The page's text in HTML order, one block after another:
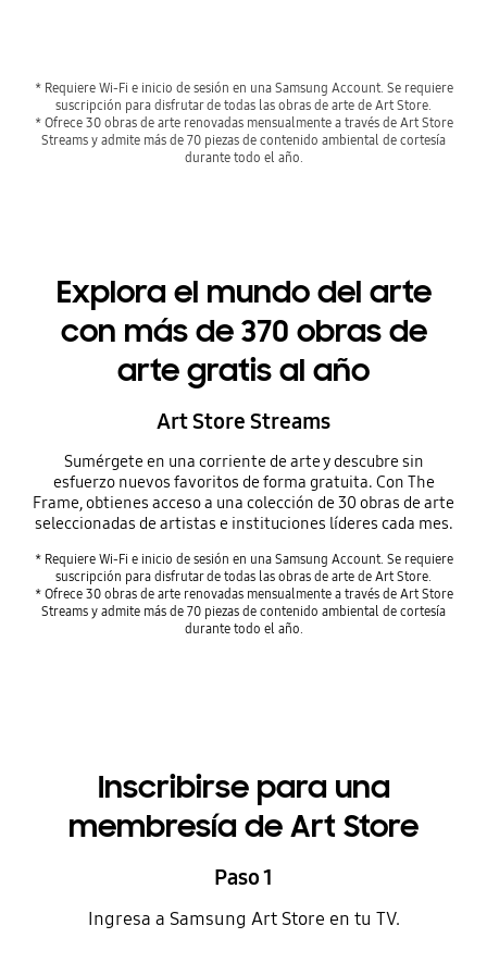
* Requiere Wi-Fi e inicio de sesión en una Samsung Account. Se requiere
suscripción para disfrutar de todas las obras de arte de Art Store.
* Ofrece 30 obras de arte renovadas mensualmente a través de Art Store
Streams y admite más de 70 piezas de contenido ambiental de cortesía
durante todo el año.
Explora el mundo del arte
con más de 370 obras de
arte gratis al año
Art Store Streams
Sumérgete en una corriente de arte y descubre sin
esfuerzo nuevos favoritos de forma gratuita. Con The
Frame, obtienes acceso a una colección de 30 obras de arte
seleccionadas de artistas e instituciones líderes cada mes.
* Requiere Wi-Fi e inicio de sesión en una Samsung Account. Se requiere
suscripción para disfrutar de todas las obras de arte de Art Store.
* Ofrece 30 obras de arte renovadas mensualmente a través de Art Store
Streams y admite más de 70 piezas de contenido ambiental de cortesía
durante todo el año.
Inscribirse para una
membresía de Art Store
Paso 1
Ingresa a Samsung Art Store en tu TV.